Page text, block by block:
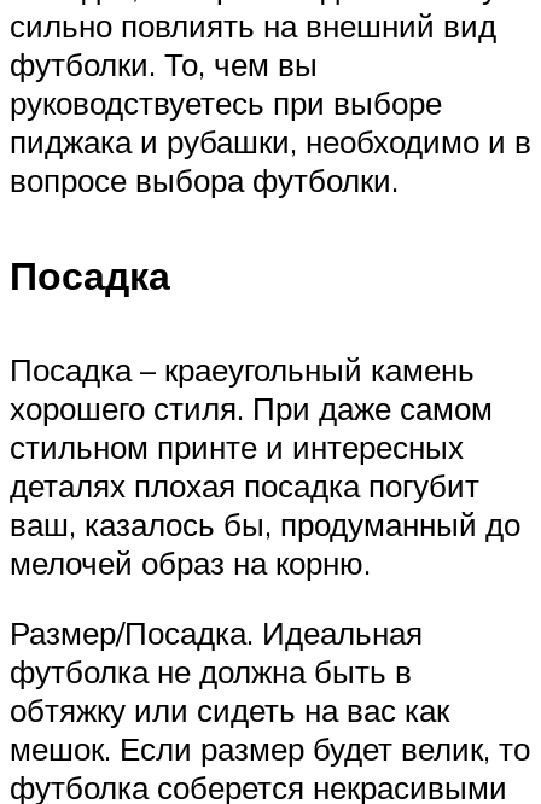
сильно повлиять на внешний вид
футболки. То, чем вы
руководствуетесь при выборе
пиджака и рубашки, необходимо и в
вопросе выбора футболки.
Посадка
Посадка – краеугольный камень
хорошего стиля. При даже самом
стильном принте и интересных
деталях плохая посадка погубит
ваш, казалось бы, продуманный до
мелочей образ на корню.
Размер/Посадка. Идеальная
футболка не должна быть в
обтяжку или сидеть на вас как
мешок. Если размер будет велик, то
футболка соберется некрасивыми